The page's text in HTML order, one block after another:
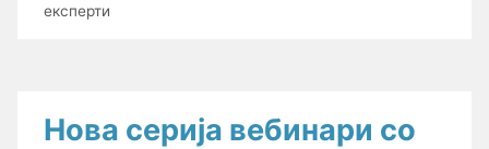
експерти
Нова серија вебинари со